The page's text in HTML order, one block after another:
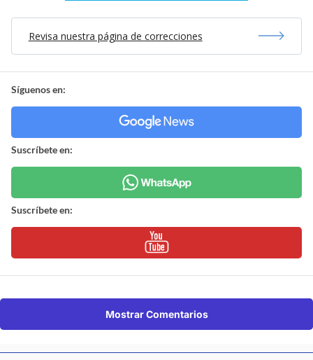
Revisa nuestra página de correcciones
Síguenos en:
Suscríbete en:
Suscríbete en:
Mostrar Comentarios